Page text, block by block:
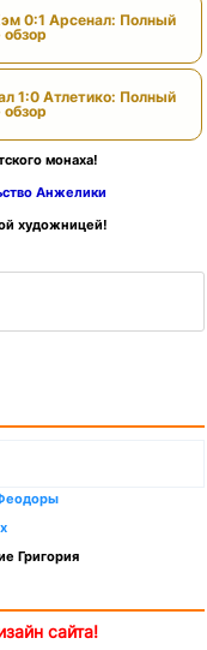
0:1 Арсенал: Полный
1:0 Атлетико: Полный
монаха!
Анжелики
художницей!
Григория
сайта!